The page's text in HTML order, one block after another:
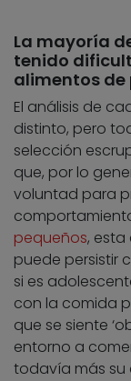
La mayoría
tenido
alimentos de
El análisis de
distinto, pero
selección
que, por lo
voluntad para
pequeños,
puede persistir
si es
con la comida
que se siente
entorno a
todavía más